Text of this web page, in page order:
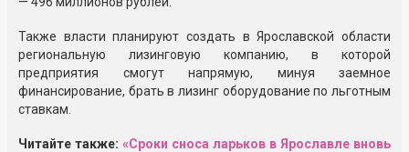
Также власти планируют создать в Ярославской области
региональную лизинговую компанию, в которой
предприятия смогут напрямую, минуя заемное
финансирование, брать в лизинг оборудование по льготным
ставкам.
Читайте также: «Сроки сноса ларьков в Ярославле вновь